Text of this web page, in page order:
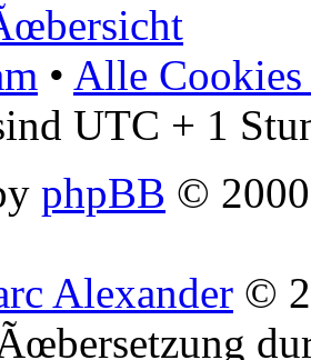
• Alle Cookies
UTC + 1
phpBB ©
Alexander ©